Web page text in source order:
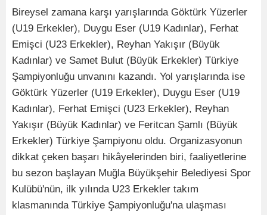
Bireysel zamana karşı yarışlarında Göktürk Yüzerler
(U19 Erkekler), Duygu Eser (U19 Kadınlar), Ferhat
Emişci (U23 Erkekler), Reyhan Yakışır (Büyük
Kadınlar) ve Samet Bulut (Büyük Erkekler) Türkiye
Şampiyonluğu unvanını kazandı. Yol yarışlarında ise
Göktürk Yüzerler (U19 Erkekler), Duygu Eser (U19
Kadınlar), Ferhat Emişci (U23 Erkekler), Reyhan
Yakışır (Büyük Kadınlar) ve Feritcan Şamlı (Büyük
Erkekler) Türkiye Şampiyonu oldu. Organizasyonun
dikkat çeken başarı hikâyelerinden biri, faaliyetlerine
bu sezon başlayan Muğla Büyükşehir Belediyesi Spor
Kulübü'nün, ilk yılında U23 Erkekler takım
klasmanında Türkiye Şampiyonluğu'na ulaşması